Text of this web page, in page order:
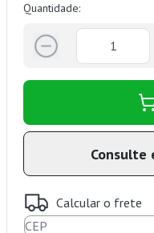
Quantidade:
Consulte
Calcular o frete